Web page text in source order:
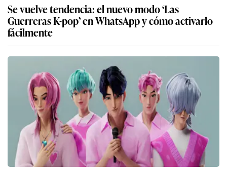
Se vuelve tendencia: el nuevo modo ‘Las
Guerreras K-pop’ en WhatsApp y cómo activarlo
fácilmente